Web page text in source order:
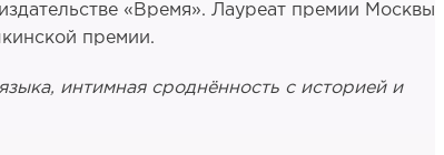
«Время». Лауреат премии Москвы
премии.
интимная сроднённость с историей и